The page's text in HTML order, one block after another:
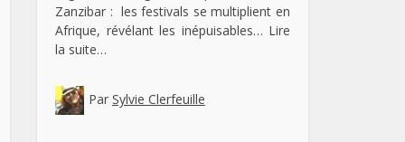
Zanzibar : les festivals se multiplient en
Afrique, révélant les inépuisables… Lire
la suite…
Par Sylvie Clerfeuille